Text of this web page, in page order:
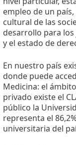
empleo de un
cultural de las
desarrollo para
y el estado de
En nuestro país
donde puede
Medicina: el
privado existe el
público la
representa el
universitaria del